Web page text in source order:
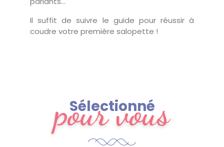
Il suffit de suivre le guide pour réussir à
coudre votre première salopette !
Sélectionné
pour vous